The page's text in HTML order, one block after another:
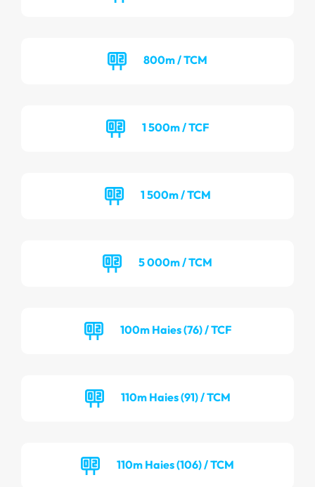
800m / TCM
1 500m / TCF
1 500m / TCM
5 000m / TCM
100m Haies (76) / TCF
110m Haies (91) / TCM
110m Haies (106) / TCM